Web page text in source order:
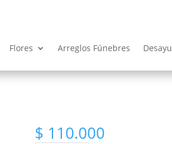
Flores Arreglos Fúnebres
$ 110.000